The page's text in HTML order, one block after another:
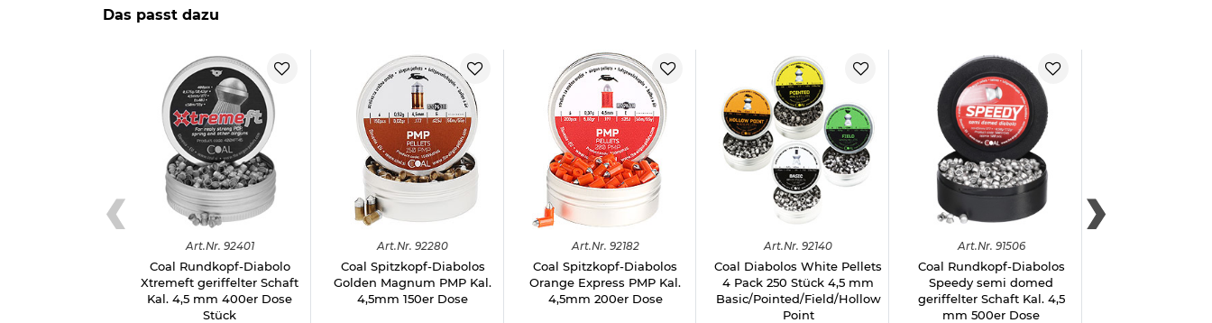
40 x Coal Field Target Rundkopf Diabolos 4,52 mm/0,56 g
Details zu Coal Diabolo-Set Hunting & Field Line Pellets:
Kaliber 4,5 mm (.177)
6 Röhrchen mit je 40 Stück
insgesamt 240 Stück
Röhrchen einhändig zu öffnen
geeignet für Munitionsgürtel
Marke: Coal
Hinweis: RichtigerUmgang mit Druckluft-, Federdruckwaffen und CO2-Waffen
Herstellerinformationen
Das passt dazu
Art.Nr. 92401
Coal Rundkopf-Diabolo
Xtremeft geriffelter Schaft
Kal. 4,5 mm 400er Dose
Stück
Art.Nr. 92280
Coal Spitzkopf-Diabolos
Golden Magnum PMP Kal.
4,5mm 150er Dose
Art.Nr. 92182
Coal Spitzkopf-Diabolos
Orange Express PMP Kal.
4,5mm 200er Dose
Art.Nr. 92140
Coal Diabolos White Pellets
4 Pack 250 Stück 4,5 mm
Basic/Pointed/Field/Hollow
Point
Art.Nr. 91506
Coal Rundkopf-Diabolos
Speedy semi domed
geriffelter Schaft Kal. 4,5
mm 500er Dose